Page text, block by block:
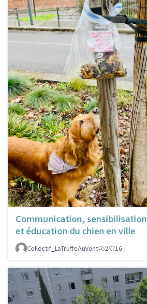
Communication, sensibilisation
et éducation du chien en ville
Collectif_LaTruffeAuVent
2 16